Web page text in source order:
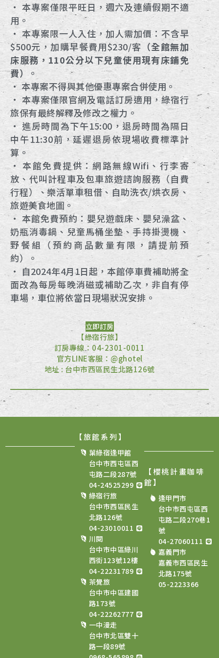
• 本專案僅限平旺日，週六及連續假期不適
用。
• 本專案限一人入住，加人需加價：不含早
$500元，加購早餐費用$230/客 （全館無加
床服務，110公分以下兒童使用現有床鋪免
費）
。
• 本專案不得與其他優惠專案合併使用。
• 本專案僅限官網及電話訂房適用，綠宿行
旅保有最終解釋及修改之權力。
• 進房時間為下午15:00，退房時間為隔日
中午11:30前，延遲退房依現場收費標準計
算。
• 本館免費提供：網路無線Wifi、行李寄
放、代叫計程車及包車旅遊諮詢服務（自費
行程）、樂活單車租借、自助洗衣/烘衣房、
旅遊美食地圖。
• 本館免費預約：嬰兒遊戲床、嬰兒澡盆、
奶瓶消毒鍋、兒童馬桶坐墊、手持掛燙機、
野餐組（預約商品數量有限，請提前預
約）。
• 自2024年4月1日起，本館停車費補助將全
面改為每房每晚消磁或補助乙次，非自有停
車場，車位將依當日現場狀況安排。
立即訂房
【綠宿行旅】
訂房專線：04-2301-0011
官方LINE客服：@ghotel
地址 : 台中市西區民生北路126號
【旅館系列】
葉綠宿逢甲館
台中市西屯區西
屯路二段287號
04-24525299
綠宿行旅
台中市西區民生
北路126號
04-23010011
川閱
台中市中區綠川
西街123號12樓
04-22231789
茶覺旅
台中市中區建國
路173號
04-22262777
一中漫走
台中市北區雙十
路一段89號
【櫻桃計畫咖啡
館】
逢甲門市
台中市西屯區西
屯路二段270巷1
號
04-27060111
嘉義門市
嘉義市西區民生
北路175號
05-2223366